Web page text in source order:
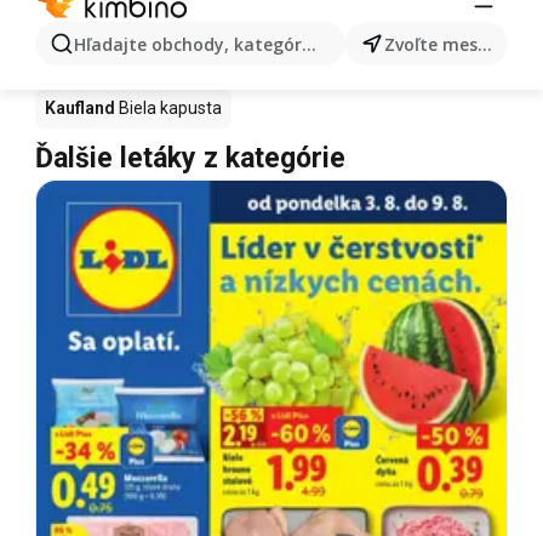
Hľadajte obchody, kategórie, produkty... Zvoľte mesto
Biela kapusta v akcii - Kde kúpiť?
Tesco Biela kapusta Biela kapusta
Kaufland Biela kapusta
Ďalšie letáky z kategórie